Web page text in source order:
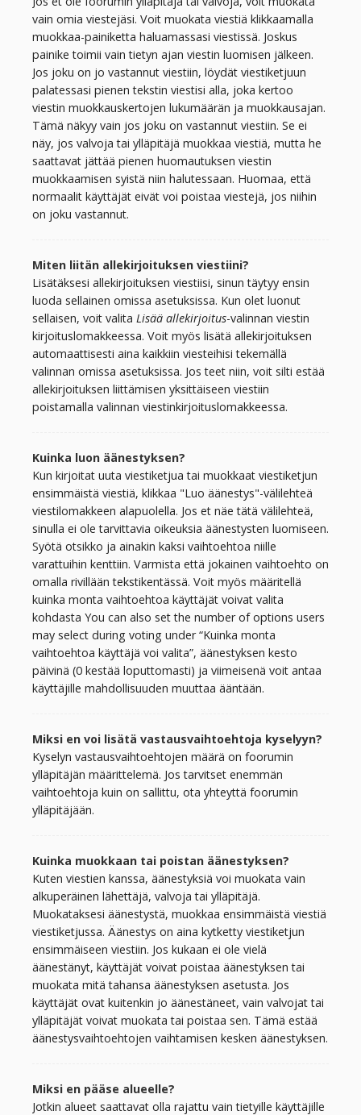
vain omia viestejäsi. Voit muokata viestiä klikkaamalla
muokkaa-painiketta haluamassasi viestissä. Joskus
painike toimii vain tietyn ajan viestin luomisen jälkeen.
Jos joku on jo vastannut viestiin, löydät viestiketjuun
palatessasi pienen tekstin viestisi alla, joka kertoo
viestin muokkauskertojen lukumäärän ja muokkausajan.
Tämä näkyy vain jos joku on vastannut viestiin. Se ei
näy, jos valvoja tai ylläpitäjä muokkaa viestiä, mutta he
saattavat jättää pienen huomautuksen viestin
muokkaamisen syistä niin halutessaan. Huomaa, että
normaalit käyttäjät eivät voi poistaa viestejä, jos niihin
on joku vastannut.
Miten liitän allekirjoituksen viestiini?
Lisätäksesi allekirjoituksen viestiisi, sinun täytyy ensin
luoda sellainen omissa asetuksissa. Kun olet luonut
sellaisen, voit valita Lisää allekirjoitus-valinnan viestin
kirjoituslomakkeessa. Voit myös lisätä allekirjoituksen
automaattisesti aina kaikkiin viesteihisi tekemällä
valinnan omissa asetuksissa. Jos teet niin, voit silti estää
allekirjoituksen liittämisen yksittäiseen viestiin
poistamalla valinnan viestinkirjoituslomakkeessa.
Kuinka luon äänestyksen?
Kun kirjoitat uuta viestiketjua tai muokkaat viestiketjun
ensimmäistä viestiä, klikkaa "Luo äänestys"-välilehteä
viestilomakkeen alapuolella. Jos et näe tätä välilehteä,
sinulla ei ole tarvittavia oikeuksia äänestysten luomiseen.
Syötä otsikko ja ainakin kaksi vaihtoehtoa niille
varattuihin kenttiin. Varmista että jokainen vaihtoehto on
omalla rivillään tekstikentässä. Voit myös määritellä
kuinka monta vaihtoehtoa käyttäjät voivat valita
kohdasta You can also set the number of options users
may select during voting under “Kuinka monta
vaihtoehtoa käyttäjä voi valita”, äänestyksen kesto
päivinä (0 kestää loputtomasti) ja viimeisenä voit antaa
käyttäjille mahdollisuuden muuttaa ääntään.
Miksi en voi lisätä vastausvaihtoehtoja kyselyyn?
Kyselyn vastausvaihtoehtojen määrä on foorumin
ylläpitäjän määrittelemä. Jos tarvitset enemmän
vaihtoehtoja kuin on sallittu, ota yhteyttä foorumin
ylläpitäjään.
Kuinka muokkaan tai poistan äänestyksen?
Kuten viestien kanssa, äänestyksiä voi muokata vain
alkuperäinen lähettäjä, valvoja tai ylläpitäjä.
Muokataksesi äänestystä, muokkaa ensimmäistä viestiä
viestiketjussa. Äänestys on aina kytketty viestiketjun
ensimmäiseen viestiin. Jos kukaan ei ole vielä
äänestänyt, käyttäjät voivat poistaa äänestyksen tai
muokata mitä tahansa äänestyksen asetusta. Jos
käyttäjät ovat kuitenkin jo äänestäneet, vain valvojat tai
ylläpitäjät voivat muokata tai poistaa sen. Tämä estää
äänestysvaihtoehtojen vaihtamisen kesken äänestyksen.
Miksi en pääse alueelle?
Jotkin alueet saattavat olla rajattu vain tietyille käyttäjille